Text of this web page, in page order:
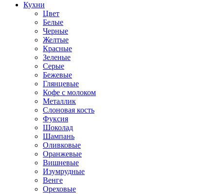
Кухни
Цвет
Белые
Черные
Желтые
Красные
Зеленые
Серые
Бежевые
Глянцевые
Кофе с молоком
Металлик
Слоновая кость
Фуксия
Шоколад
Шампань
Оливковые
Оранжевые
Вишневые
Изумрудные
Венге
Ореховые